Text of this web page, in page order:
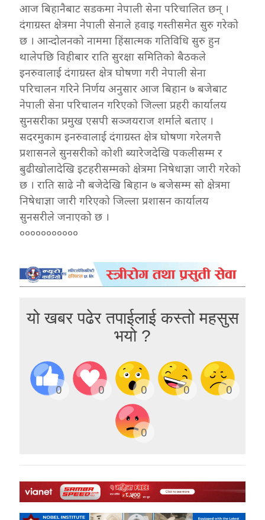
आज बिहानैबाट सडकमा नेपाली सेना परिचालित छन् ।
दंगाग्रस्त क्षेत्रमा नेपाली सेनाले हवाइ गस्तीसमेत सुरु गरेको
छ । आन्दोलनको नाममा हिंसात्मक गतिविधि सुरु हुन
थालेपछि विहीबार राति सुरक्षा समितिको बैठकले
इनरुवालाई दंगाग्रस्त क्षेत्र घोषणा गरी नेपाली सेना
परिचालन गरिने निर्णय अनुसार आज बिहान ७ बजेबाट
नेपाली सेना परिचालन गरिएको जिल्ला प्रहरी कार्यालय
सुनसरीका प्रमुख एसपी सञ्जयराज शर्माले बताए ।
सदरमुकाम इनरुवालाई दंगाग्रस्त क्षेत्र घोषणा गरेलगत्तै
प्रशासनले सुनसरीको कोशी ब्यारेजदेखि पकलीसम्म र
बुढीखोलादेखि इटहरीसम्मको क्षेत्रमा निषेधाज्ञा जारी गरेको
छ । राति साढे नौ बजेदेखि बिहान ७ बजेसम्म सो क्षेत्रमा
निषेधाज्ञा जारी गरिएको जिल्ला प्रशासन कार्यालय
सुनसरीले जनाएको छ ।
०००००००००००
यो खबर पढेर तपाईलाई कस्तो महसुस
भयो ?
0 0 0 0 0
0